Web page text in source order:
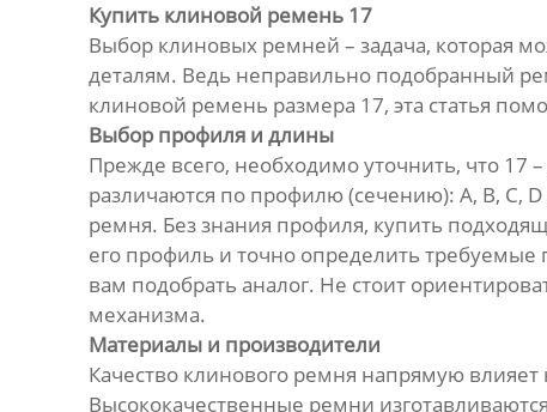
Купить клиновой ремень 17
Выбор клиновых ремней – задача, которая
деталям. Ведь неправильно подобранный
клиновой ремень размера 17, эта статья
Выбор профиля и длины
Прежде всего, необходимо уточнить, что
различаются по профилю (сечению): А, B, C,
ремня. Без знания профиля, купить
его профиль и точно определить
вам подобрать аналог. Не стоит
механизма.
Материалы и производители
Качество клинового ремня напрямую
Высококачественные ремни